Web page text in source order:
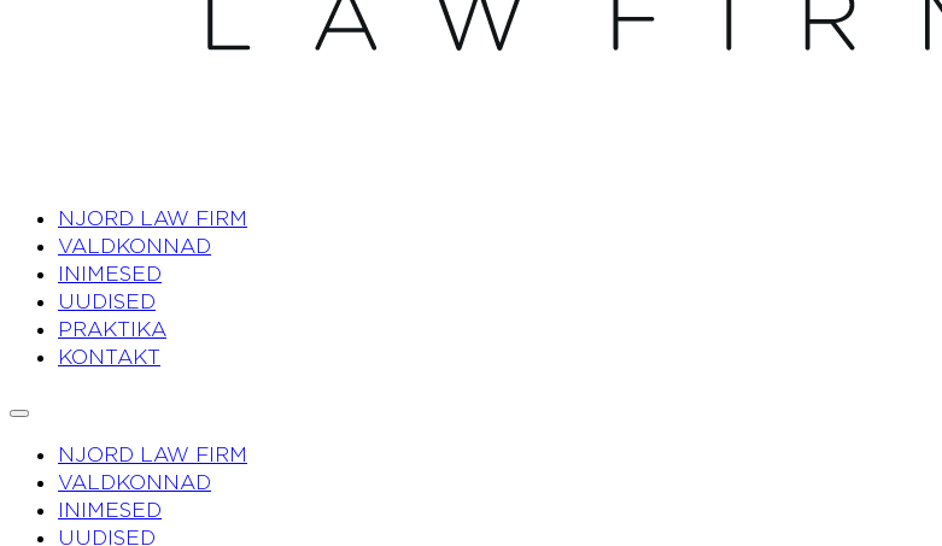
NJORD LAW FIRM
VALDKONNAD
INIMESED
UUDISED
PRAKTIKA
KONTAKT
NJORD LAW FIRM
VALDKONNAD
INIMESED
UUDISED